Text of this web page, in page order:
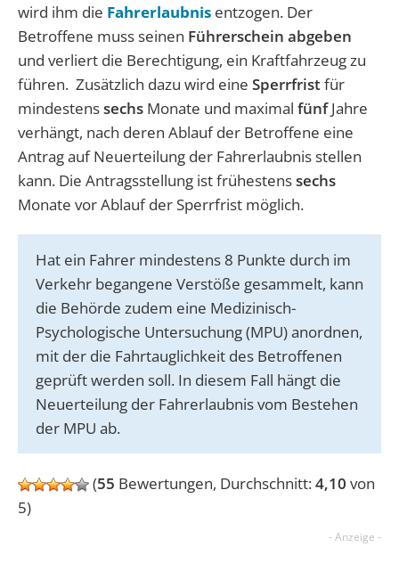
wird ihm die Fahrerlaubnis entzogen. Der
Betroffene muss seinen Führerschein abgeben
und verliert die Berechtigung, ein Kraftfahrzeug zu
führen. Zusätzlich dazu wird eine Sperrfristfür
mindestenssechs Monate und maximal fünfJahre
verhängt, nach deren Ablauf der Betroffene eine
Antrag auf Neuerteilung der Fahrerlaubnis stellen
kann. Die Antragsstellung ist frühestenssechs
Monate vor Ablauf der Sperrfrist möglich.
Hat ein Fahrer mindestens 8 Punkte durch im
Verkehr begangene Verstöße gesammelt, kann
die Behörde zudem eine Medizinisch-
Psychologische Untersuchung (MPU) anordnen,
mit der die Fahrtauglichkeit des Betroffenen
geprüft werden soll. In diesem Fall hängt die
Neuerteilung der Fahrerlaubnis vom Bestehen
der MPU ab.
(55 Bewertungen, Durchschnitt:4,10 von
5)